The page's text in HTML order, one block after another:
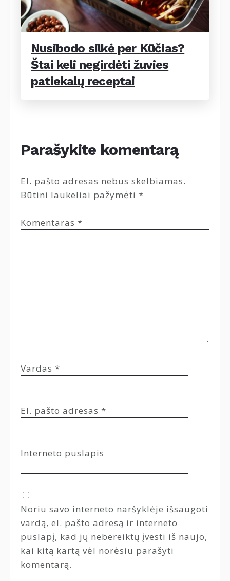
Nusibodo silkė per Kūčias?
Štai keli negirdėti žuvies
patiekalų receptai
Parašykite komentarą
El. pašto adresas nebus skelbiamas.
Būtini laukeliai pažymėti *
Komentaras *
Vardas *
El. pašto adresas *
Interneto puslapis
Noriu savo interneto naršyklėje išsaugoti
vardą, el. pašto adresą ir interneto
puslapį, kad jų nebereiktų įvesti iš naujo,
kai kitą kartą vėl norėsiu parašyti
komentarą.